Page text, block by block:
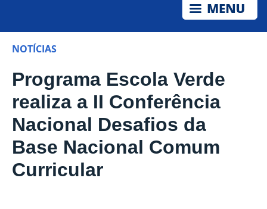
NOTÍCIAS
Programa Escola Verde
realiza a II Conferência
Nacional Desafios da
Base Nacional Comum
Curricular